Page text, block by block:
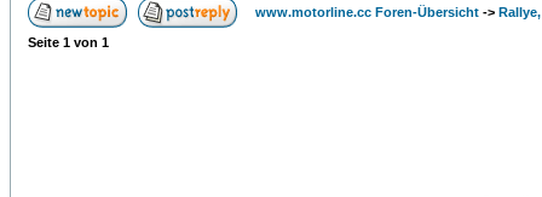
www.motorline.cc Foren-Übersicht ->
Seite 1 von 1